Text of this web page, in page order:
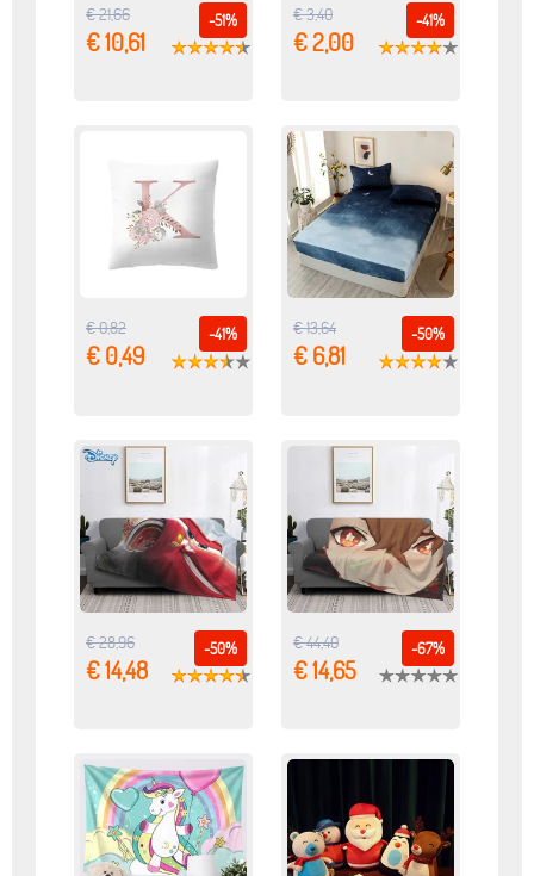
-51%
€ 21,66
€ 10,61
-41%
€ 3,40
€ 2,00
-41%
€ 0,82
€ 0,49
-50%
€ 13,64
€ 6,81
-50%
€ 28,96
€ 14,48
-67%
€ 44,40
€ 14,65